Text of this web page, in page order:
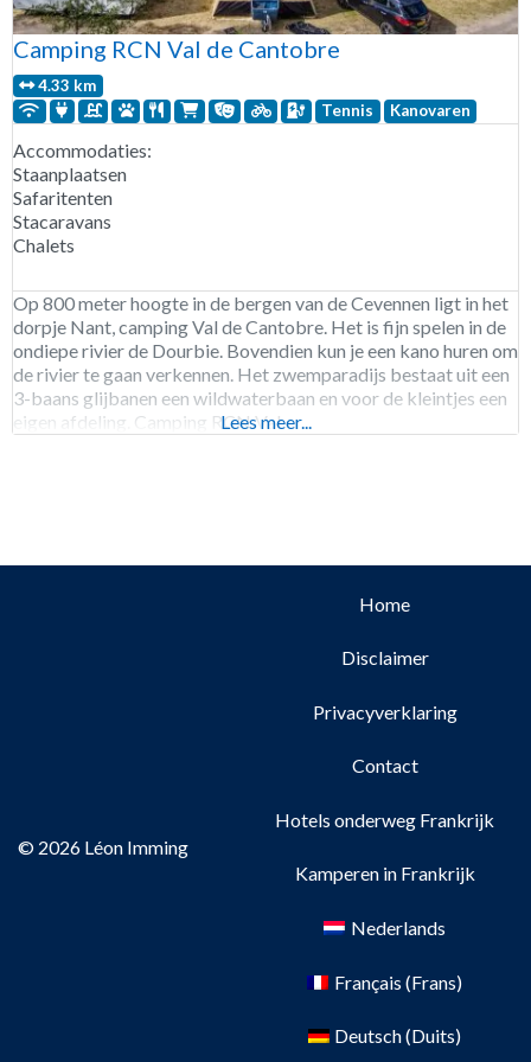
Camping RCN Val de Cantobre
4.33 km
Tennis
Kanovaren
Accommodaties:
Staanplaatsen
Safaritenten
Stacaravans
Chalets
Op 800 meter hoogte in de bergen van de Cevennen ligt in het
dorpje Nant, camping Val de Cantobre. Het is fijn spelen in de
ondiepe rivier de Dourbie. Bovendien kun je een kano huren om
de rivier te gaan verkennen. Het zwemparadijs bestaat uit een
3-baans glijbanen een wildwaterbaan en voor de kleintjes een
eigen afdeling. Camping RCN Val
Lees meer...
© 2026 Léon Imming
Home
Disclaimer
Privacyverklaring
Contact
Hotels onderweg Frankrijk
Kamperen in Frankrijk
Nederlands
Français (Frans)
Deutsch(Duits)